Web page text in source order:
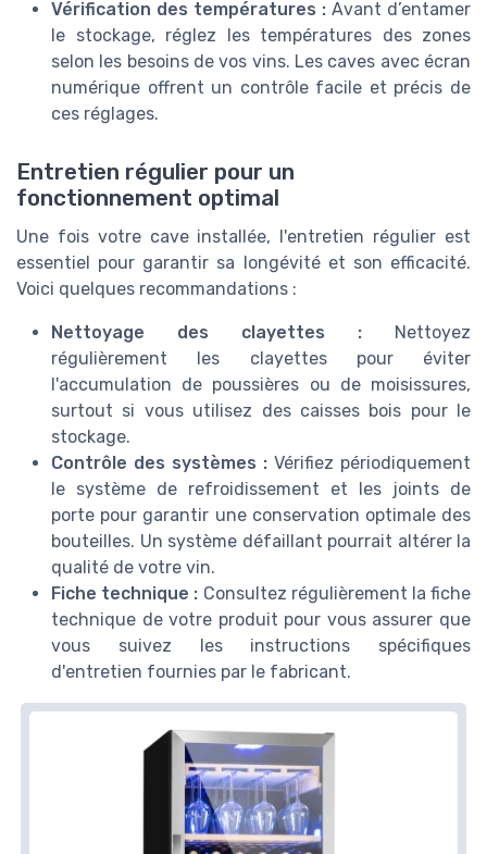
Vérification des températures : Avant d’entamer
le stockage, réglez les températures des zones
selon les besoins de vos vins. Les caves avec écran
numérique offrent un contrôle facile et précis de
ces réglages.
Entretien régulier pour un
fonctionnement optimal
Une fois votre cave installée, l'entretien régulier est
essentiel pour garantir sa longévité et son efficacité.
Voici quelques recommandations :
Nettoyage des clayettes : Nettoyez
régulièrement les clayettes pour éviter
l'accumulation de poussières ou de moisissures,
surtout si vous utilisez des caisses bois pour le
stockage.
Contrôle des systèmes : Vérifiez périodiquement
le système de refroidissement et les joints de
porte pour garantir une conservation optimale des
bouteilles. Un système défaillant pourrait altérer la
qualité de votre vin.
Fiche technique : Consultez régulièrement la fiche
technique de votre produit pour vous assurer que
vous suivez les instructions spécifiques
d'entretien fournies par le fabricant.